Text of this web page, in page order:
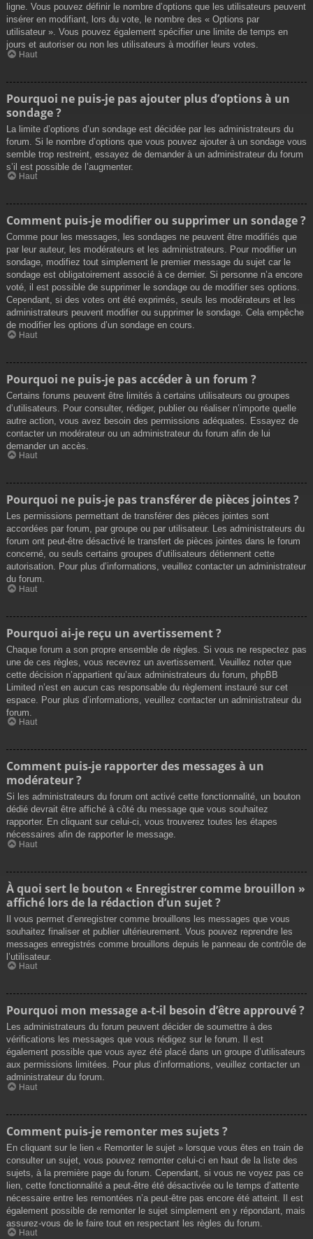
ligne. Vous pouvez définir le nombre d’options que les utilisateurs peuvent
insérer en modifiant, lors du vote, le nombre des « Options par
utilisateur ». Vous pouvez également spécifier une limite de temps en
jours et autoriser ou non les utilisateurs à modifier leurs votes.
Haut
Pourquoi ne puis-je pas ajouter plus d’options à un
sondage ?
La limite d’options d’un sondage est décidée par les administrateurs du
forum. Si le nombre d’options que vous pouvez ajouter à un sondage vous
semble trop restreint, essayez de demander à un administrateur du forum
s’il est possible de l’augmenter.
Haut
Comment puis-je modifier ou supprimer un sondage ?
Comme pour les messages, les sondages ne peuvent être modifiés que
par leur auteur, les modérateurs et les administrateurs. Pour modifier un
sondage, modifiez tout simplement le premier message du sujet car le
sondage est obligatoirement associé à ce dernier. Si personne n’a encore
voté, il est possible de supprimer le sondage ou de modifier ses options.
Cependant, si des votes ont été exprimés, seuls les modérateurs et les
administrateurs peuvent modifier ou supprimer le sondage. Cela empêche
de modifier les options d’un sondage en cours.
Haut
Pourquoi ne puis-je pas accéder à un forum ?
Certains forums peuvent être limités à certains utilisateurs ou groupes
d’utilisateurs. Pour consulter, rédiger, publier ou réaliser n’importe quelle
autre action, vous avez besoin des permissions adéquates. Essayez de
contacter un modérateur ou un administrateur du forum afin de lui
demander un accès.
Haut
Pourquoi ne puis-je pas transférer de pièces jointes ?
Les permissions permettant de transférer des pièces jointes sont
accordées par forum, par groupe ou par utilisateur. Les administrateurs du
forum ont peut-être désactivé le transfert de pièces jointes dans le forum
concerné, ou seuls certains groupes d’utilisateurs détiennent cette
autorisation. Pour plus d’informations, veuillez contacter un administrateur
du forum.
Haut
Pourquoi ai-je reçu un avertissement ?
Chaque forum a son propre ensemble de règles. Si vous ne respectez pas
une de ces règles, vous recevrez un avertissement. Veuillez noter que
cette décision n’appartient qu’aux administrateurs du forum, phpBB
Limited n’est en aucun cas responsable du règlement instauré sur cet
espace. Pour plus d’informations, veuillez contacter un administrateur du
forum.
Haut
Comment puis-je rapporter des messages à un
modérateur ?
Si les administrateurs du forum ont activé cette fonctionnalité, un bouton
dédié devrait être affiché à côté du message que vous souhaitez
rapporter. En cliquant sur celui-ci, vous trouverez toutes les étapes
nécessaires afin de rapporter le message.
Haut
À quoi sert le bouton « Enregistrer comme brouillon »
affiché lors de la rédaction d’un sujet ?
Il vous permet d’enregistrer comme brouillons les messages que vous
souhaitez finaliser et publier ultérieurement. Vous pouvez reprendre les
messages enregistrés comme brouillons depuis le panneau de contrôle de
l’utilisateur.
Haut
Pourquoi mon message a-t-il besoin d’être approuvé ?
Les administrateurs du forum peuvent décider de soumettre à des
vérifications les messages que vous rédigez sur le forum. Il est
également possible que vous ayez été placé dans un groupe d’utilisateurs
aux permissions limitées. Pour plus d’informations, veuillez contacter un
administrateur du forum.
Haut
Comment puis-je remonter mes sujets ?
En cliquant sur le lien « Remonter le sujet » lorsque vous êtes en train de
consulter un sujet, vous pouvez remonter celui-ci en haut de la liste des
sujets, à la première page du forum. Cependant, si vous ne voyez pas ce
lien, cette fonctionnalité a peut-être été désactivée ou le temps d’attente
nécessaire entre les remontées n’a peut-être pas encore été atteint. Il est
également possible de remonter le sujet simplement en y répondant, mais
assurez-vous de le faire tout en respectant les règles du forum.
Haut